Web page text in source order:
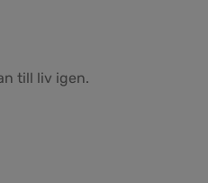
till liv igen.